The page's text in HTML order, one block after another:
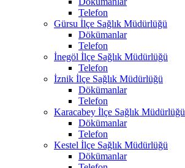
Telefon
Gürsu İlçe Sağlık Müdürlüğü
Dökümanlar
Telefon
İnegöl İlçe Sağlık Müdürlüğü
Telefon
İznik İlçe Sağlık Müdürlüğü
Dökümanlar
Telefon
Karacabey İlçe Sağlık Müdürlüğü
Dökümanlar
Telefon
Kestel İlçe Sağlık Müdürlüğü
Dökümanlar